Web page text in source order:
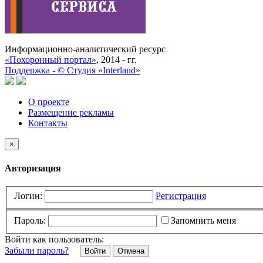
Информационно-аналитический ресурс
«Похоронный портал», 2014 - гг.
Поддержка - © Cтудия «Interland»
О проекте
Размещение рекламы
Контакты
×
Авторизация
Логин: Регистрация
Пароль:
Запомнить меня
Войти как пользователь:
Забыли пароль?
Отмена